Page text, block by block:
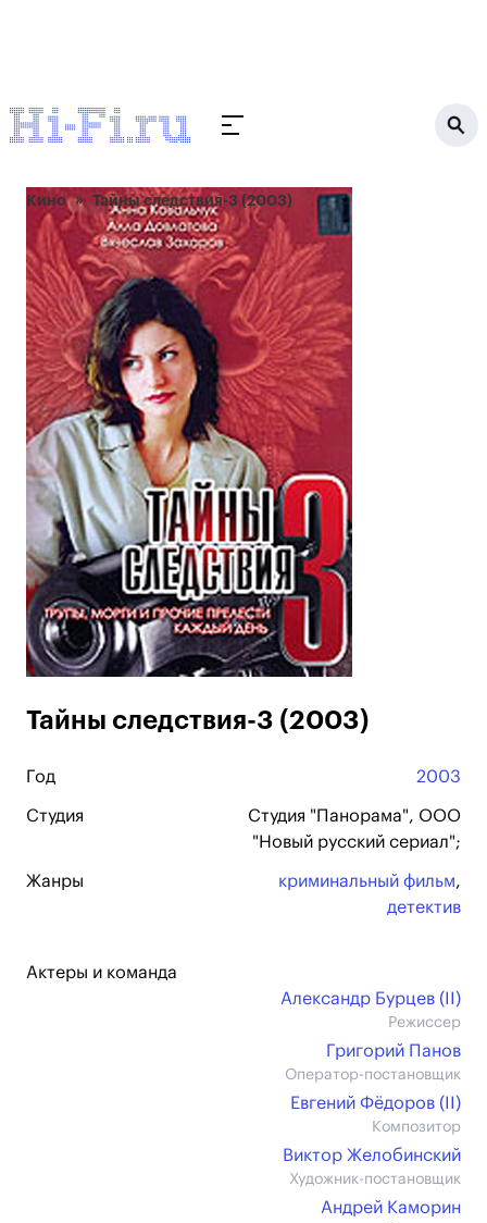
Кино Тайны следствия-3 (2003)
Тайны следствия-3 (2003)
Год 2003
Студия
Студия "Панорама", ООО
"Новый русский сериал";
Жанры криминальный фильм,
детектив
Актеры и команда
Александр Бурцев (II)
Режиссер
Григорий Панов
Оператор-постановщик
Евгений Фёдоров (II)
Композитор
Виктор Желобинский
Художник-постановщик
Андрей Каморин